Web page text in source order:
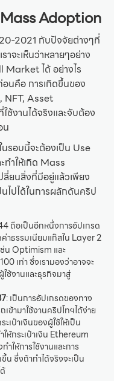
Adoption
2021 กับปัจจัยต่างๆที่
จะเห็นว่าหลายๆอย่าง
ได้ อย่างไร
นคือ การเกิดขึ้นของ
NFT, Asset
งานได้จริงและจับต้อง
น
นรอบนี้จะต้องเป็น Use
ำให้เกิด Mass
ลี่ยนสิ่งที่มีอยู่แล้วเพียง
ไปได้ในการผลักดันคริป
ถือเป็นอีกหนึ่งการอัปเกรด
าธรรมเนียมแก๊สใน Layer 2
ช่น Optimism และ
เท่า ซึ่งเรามองว่าอาจจะ
ช้งานและธุรกิจมาสู่
: เป็นการอัปเกรดของทาง
ข้ามาใช้งานคริปโทฯได้ง่าย
เป๋าเงินของผู้ใช้ให้เป็น
กระเป๋าเงิน Ethereum
ให้การใช้งานและการ
ซึ่งถ้าทำได้จริงจะเป็น